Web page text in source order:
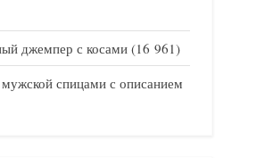
джемпер с косами(16 961)
спицами с описанием